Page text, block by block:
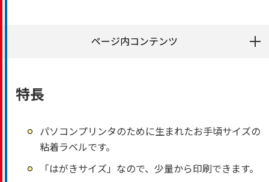
ページ内コンテンツ
特長
パソコンプリンタのために生まれたお手頃サイズの
粘着ラベルです。
「はがきサイズ」なので、少量から印刷できます。